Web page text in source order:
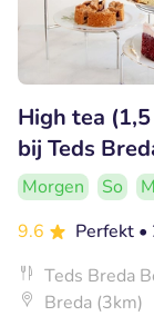
High tea
bij Teds
Morgen So
9.6
Perfekt •
Teds Breda
Breda (3km)